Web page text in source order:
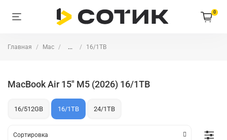
0
Главная Mac ... 16/1TB
MacBook Air 15" M5 (2026) 16/1TB
16/512GB 16/1TB 24/1TB